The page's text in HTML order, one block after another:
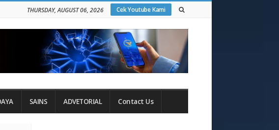
Cek Youtube Kami
THURSDAY, AUGUST 06, 2026
SAINS ADVETORIAL Contact Us